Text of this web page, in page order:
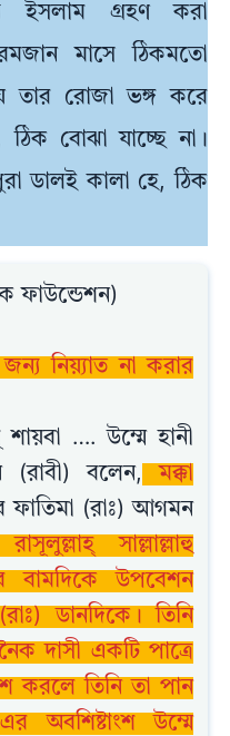
ইসলাম গ্রহণ করা
রমজান মাসে ঠিকমতো
তার রোজা ভঙ্গ করে
ঠিক বোঝা যাচ্ছে না।
ডালই কালা হে, ঠিক
ফাউন্ডেশন)
নিয়্যাত না করার
…. উম্মে হানী
(রাবী) বলেন,
মক্কা
ফাতিমা (রাঃ) আগমন
সাল্লাল্লাহু
বামদিকে উপবেশন
ডানদিকে। তিনি
দাসী একটি পাত্রে
করলে তিনি তা পান
অবশিষ্টাংশ উম্মে